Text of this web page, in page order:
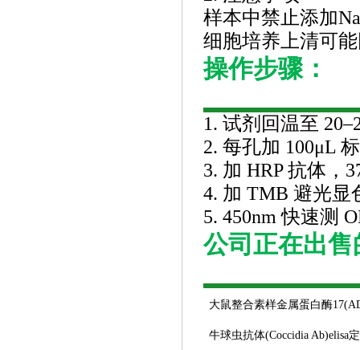
样本中禁止添加
细胞培养上清可
操作步骤：
1. 试剂回温至
2. 每孔加 100μL
3. 加 HRP 抗体，
4. 加 TMB 避光显
5. 450nm 快速测
公司正在出
大鼠整合素样金属蛋白酶
牛球虫抗体(Coccidia Ab)elisa